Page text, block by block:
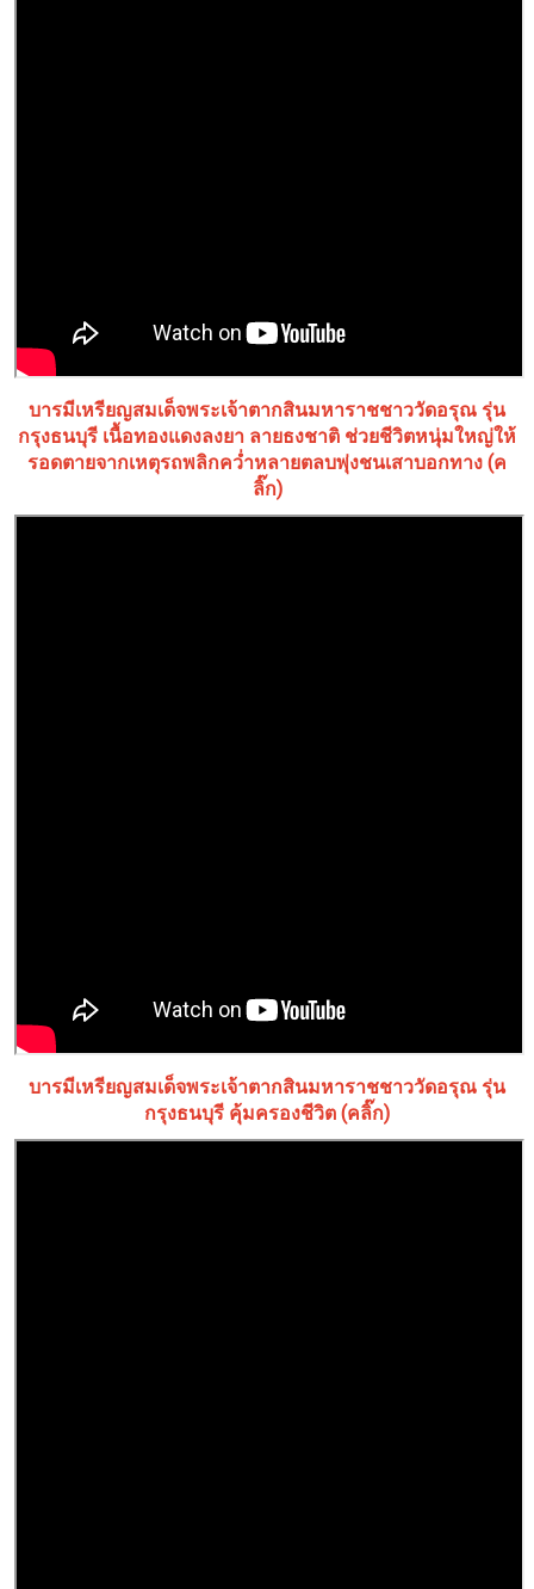
บารมีเหรียญสมเด็จพระเจ้าตากสินมหาราชชาววัดอรุณ รุ่น
กรุงธนบุรี เนื้อทองแดงลงยา ลายธงชาติ ช่วยชีวิตหนุ่มใหญ่ให้
รอดตายจากเหตุรถพลิกคว่ำหลายตลบพุ่งชนเสาบอกทาง (ค
ลิ๊ก)
บารมีเหรียญสมเด็จพระเจ้าตากสินมหาราชชาววัดอรุณ รุ่น
กรุงธนบุรี คุ้มครองชีวิต (คลิ๊ก)